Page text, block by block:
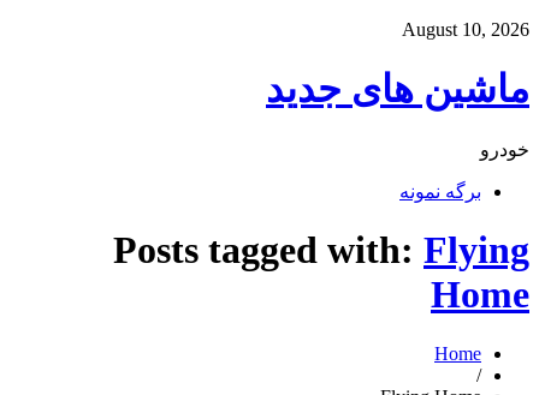
August 10, 2026
ماشین های جدید
خودرو
برگه نمونه
Posts tagged with: Flying
Home
Home
/